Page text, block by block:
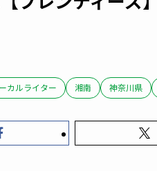
カルライター 湘南 神奈川県